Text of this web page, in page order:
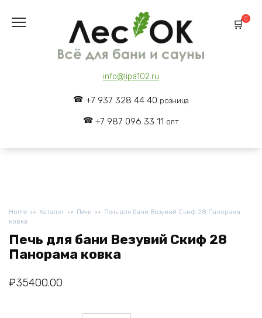
content
info@lipa102.ru
+7 937 328 44 40 розница
+7 987 096 33 11 опт
0
Home Каталог Печи
Печь для бани Везувий Скиф 28 Панорама
ковка
Печь для бани Везувий Скиф 28
Панорама ковка
₽35400.00